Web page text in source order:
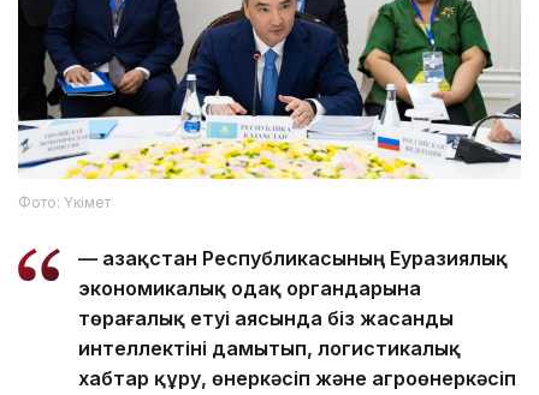
Фото: Үкімет
— Қазақстан Республикасының Еуразиялық
экономикалық одақ органдарына
төрағалық етуі аясында біз жасанды
интеллектіні дамытып, логистикалық
хабтар құру, өнеркәсіп және агроөнеркәсіп